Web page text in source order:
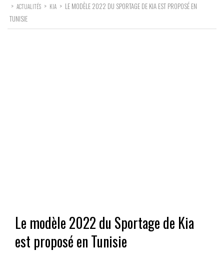
> ACTUALITÉS > KIA > LE MODÈLE 2022 DU SPORTAGE DE KIA EST PROPOSÉ EN
TUNISIE
Le modèle 2022 du Sportage de Kia
est proposé en Tunisie